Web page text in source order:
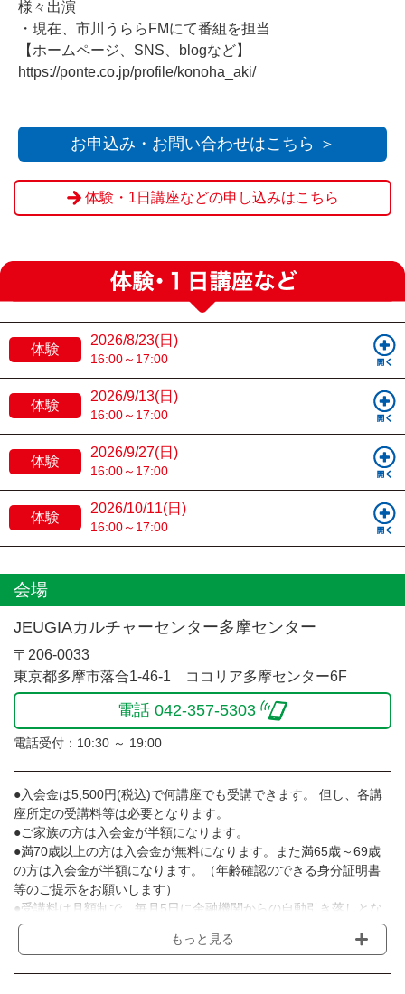
様々出演
・現在、市川うららFMにて番組を担当
【ホームページ、SNS、blogなど】
https://ponte.co.jp/profile/konoha_aki/
お申込み・お問い合わせはこちら ＞
体験・1日講座などの申し込みはこちら
体験
2026/8/23(日)
16:00～17:00
体験
2026/9/13(日)
16:00～17:00
体験
2026/9/27(日)
16:00～17:00
体験
2026/10/11(日)
16:00～17:00
会場
JEUGIAカルチャーセンター多摩センター
〒206-0033
東京都多摩市落合1-46-1 ココリア多摩センター6F
電話 042-357-5303
電話受付：10:30 ～ 19:00
●入会金は5,500円(税込)で何講座でも受講できます。 但し、各講
座所定の受講料等は必要となります。
●ご家族の方は入会金が半額になります。
●満70歳以上の方は入会金が無料になります。また満65歳～69歳
の方は入会金が半額になります。（年齢確認のできる身分証明書
等のご提示をお願いします）
●受講料は月額制で、毎月5日に金融機関からの自動引き落しとな
ります。
※講座によってはお支払い方法が異なる場合がありますのでご確認
もっと見る